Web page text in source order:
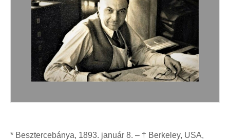
* Besztercebánya, 1893. január 8. – † Berkeley, USA,